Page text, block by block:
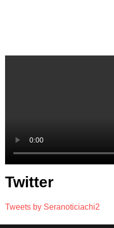
Twitter
Tweets by Seranoticiachi2